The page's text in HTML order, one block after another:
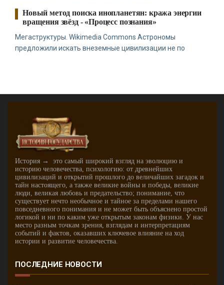
Новый метод поиска инопланетян: кража энергии
вращения звёзд - «Процесс познания»
Мегаструктуры. Wikimedia Commons Астрономы
предложили искать внеземные цивилизации не по
История → это самый широкий взгляд на эволюцию и
историю человечества, психологию: от древнейших
цивилизаций и открытий прошлого до величайших загадок и
тайн настоящего, а также великие войны и победы, великие
люди, великая любовь и предательство; понимание, что
существует нечто необычное и тайное за пределами нашего
повседневного понимания и не может быть объяснено простой
логикой и ни по каким уже открытым законам физики. У нас
место разным точкам зрения, взглядам и интерпретациям
событий и фактов, оказавших ключевое влияние на ход
истории и развитие человечества.
ПОСЛЕДНИЕ НОВОСТИ